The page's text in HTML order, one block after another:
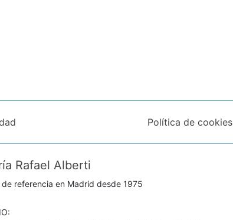
Política de cookies
Rafael Alberti
de referencia en Madrid desde 1975